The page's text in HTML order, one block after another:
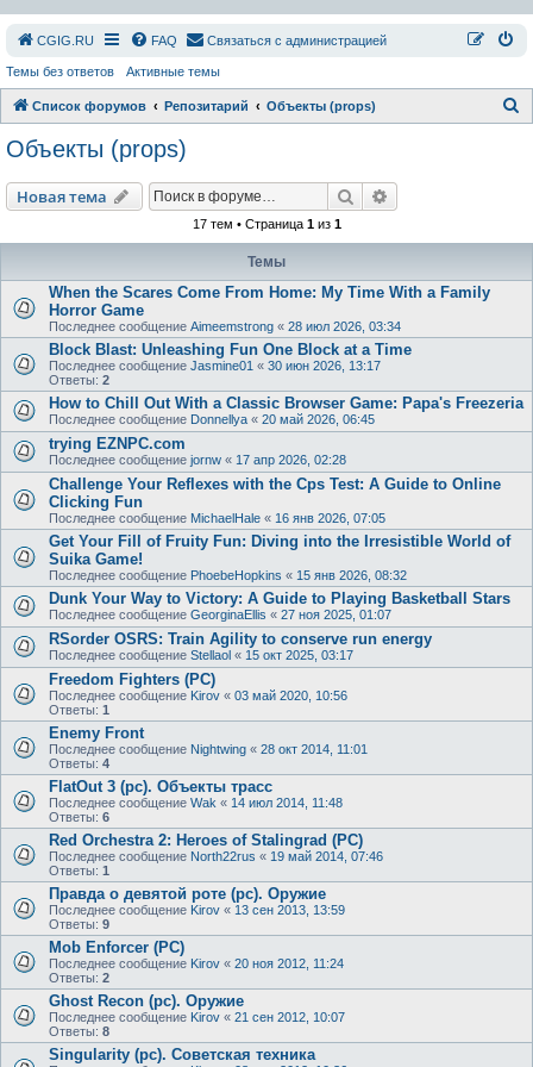
СGIG.RU FAQ Связаться с администрацией
Темы без ответов Активные темы
Список форумов Репозитарий Объекты (props)
Объекты (props)
Новая тема Поиск
17 тем • Страница 1из 1
Темы
When the Scares Come From Home: My Time With a Family
Horror Game
Последнее сообщение Aimeemstrong « 28 июл 2026, 03:34
Block Blast: Unleashing Fun One Block at a Time
Последнее сообщение Jasmine01 « 30 июн 2026, 13:17
Ответы: 2
How to Chill Out With a Classic Browser Game: Papa's Freezeria
Последнее сообщение Donnellya « 20 май 2026, 06:45
trying EZNPC.com
Последнее сообщение jornw « 17 апр 2026, 02:28
Challenge Your Reflexes with the Cps Test: A Guide to Online
Clicking Fun
Последнее сообщение MichaelHale « 16 янв 2026, 07:05
Get Your Fill of Fruity Fun: Diving into the Irresistible World of
Suika Game!
Последнее сообщение PhoebeHopkins « 15 янв 2026, 08:32
Dunk Your Way to Victory: A Guide to Playing Basketball Stars
Последнее сообщение GeorginaEllis « 27 ноя 2025, 01:07
RSorder OSRS: Train Agility to conserve run energy
Последнее сообщение Stellaol « 15 окт 2025, 03:17
Freedom Fighters (PC)
Последнее сообщение Kirov « 03 май 2020, 10:56
Ответы: 1
Enemy Front
Последнее сообщение Nightwing « 28 окт 2014, 11:01
Ответы: 4
FlatOut 3 (pc). Объекты трасс
Последнее сообщение Wak « 14 июл 2014, 11:48
Ответы: 6
Red Orchestra 2: Heroes of Stalingrad (PC)
Последнее сообщение North22rus « 19 май 2014, 07:46
Ответы: 1
Правда о девятой роте (pc). Оружие
Последнее сообщение Kirov « 13 сен 2013, 13:59
Ответы: 9
Mob Enforcer (PC)
Последнее сообщение Kirov « 20 ноя 2012, 11:24
Ответы: 2
Ghost Recon (pc). Оружие
Последнее сообщение Kirov « 21 сен 2012, 10:07
Ответы: 8
Singularity (pc). Советская техника